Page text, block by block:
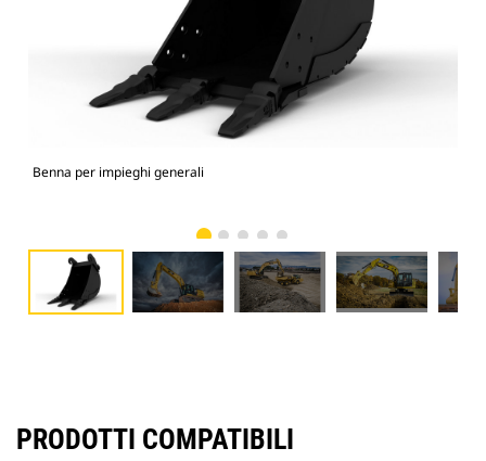
Benna per impieghi generali
PRODOTTI COMPATIBILI